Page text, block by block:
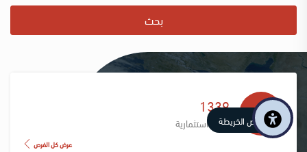
بحث
1339
فرصة استثمارية
عرض كل الفرص
عرض الخريطة